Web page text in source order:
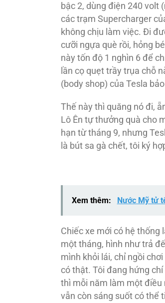
bậc 2, dùng điện 240 volt
các trạm Supercharger
không chịu làm việc. Đi
cưỡi ngựa què rồi, hỏng
này tốn độ 1 nghìn 6 để
lần cọ quẹt trầy trụa chỗ
(body shop) của Tesla
Thế này thì quăng nó đi,
Lô Ên tự thưởng quà cho
hạn từ tháng 9, nhưng
là bút sa gà chết, tôi ký
Xem thêm: Nước Mỹ tử
Chiếc xe mới có hệ thống
một tháng, hình như trả
mình khỏi lái, chỉ ngồi
có thật. Tôi đang hứng
thì mỗi năm làm một điều
vẫn còn sáng suốt có thể